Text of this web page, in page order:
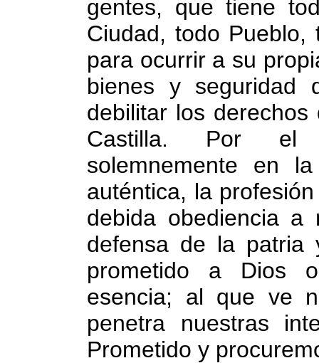
gentes, que tiene
Ciudad, todo Pueblo,
para ocurrir a su
bienes y seguridad
debilitar los
Castilla. Por el
solemnemente en
auténtica, la
debida obediencia
defensa de la patria
prometido a Dios
esencia; al que ve
penetra nuestras
Prometido y